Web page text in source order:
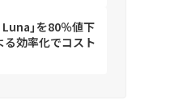
Luna」を80％値下
効率化でコスト